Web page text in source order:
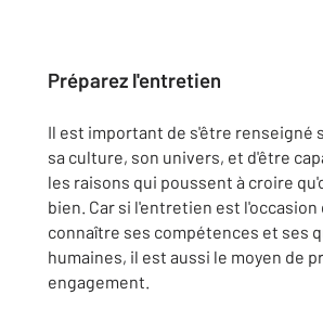
Préparez l'entretien
Il est important de s'être renseigné
sa culture, son univers, et d'être
les raisons qui poussent à croire
bien. Car si l'entretien est l'occasion
connaître ses compétences et ses
humaines, il est aussi le moyen de
engagement.